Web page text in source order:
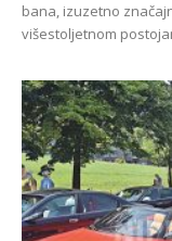
bana, izuzetno
višestoljetnom